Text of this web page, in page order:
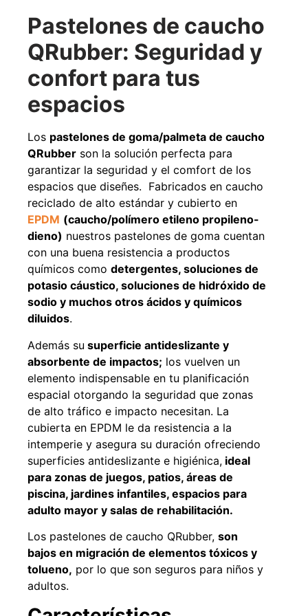
Pastelones de caucho
QRubber: Seguridad y
confort para tus
espacios
Los pastelones de goma/palmeta de caucho
QRubber son la solución perfecta para
garantizar la seguridad y el comfort de los
espacios que diseñes. Fabricados en caucho
reciclado de alto estándar y cubierto en
EPDM (caucho/polímero etileno propileno-
dieno) nuestros pastelones de goma cuentan
con una buena resistencia a productos
químicos como detergentes, soluciones de
potasio cáustico, soluciones de hidróxido de
sodio y muchos otros ácidos y químicos
diluidos.
Además su superficie antideslizante y
absorbente de impactos; los vuelven un
elemento indispensable en tu planificación
espacial otorgando la seguridad que zonas
de alto tráfico e impacto necesitan. La
cubierta en EPDM le da resistencia a la
intemperie y asegura su duración ofreciendo
superficies antideslizante e higiénica, ideal
para zonas de juegos, patios, áreas de
piscina, jardines infantiles, espacios para
adulto mayor y salas de rehabilitación.
Los pastelones de caucho QRubber, son
bajos en migración de elementos tóxicos y
tolueno, por lo que son seguros para niños y
adultos.
Importado USA: Paradise
densidad 42mm Rollo
4,57*15,24mts
$1.427.544
Leer más
ajustable Capacidad 1tn Lev.
2,5mts
$1.875.535
$1.167.990
Agregar al carrito
49%
Pasto sintético ornamental
Importado USA: Summer
densidad 35mm Rollo
$ 2.002.243
$1.021.490
Empaquetadura 1/4" 6.4mm
hypalon sin tela 3 MPA
Agregar al carrito